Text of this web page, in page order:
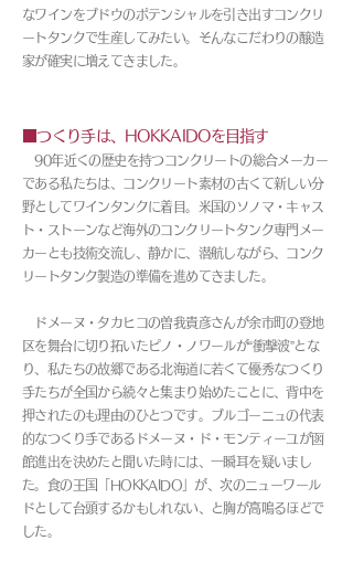
なワインをブドウのポテンシャルを引き出すコンクリ
ートタンクで生産してみたい。そんなこだわりの醸造
家が確実に増えてきました。
■つくり手は、HOKKAIDOを目指す
90年近くの歴史を持つコンクリートの総合メーカー
である私たちは、コンクリート素材の古くて新しい分
野としてワインタンクに着目。米国のソノマ・キャス
ト・ストーンなど海外のコンクリートタンク専門メー
カーとも技術交流し、静かに、潜航しながら、コンク
リートタンク製造の準備を進めてきました。
ドメーヌ・タカヒコの曽我貴彦さんが余市町の登地
区を舞台に切り拓いたピノ・ノワールが“衝撃波”とな
り、私たちの故郷である北海道に若くて優秀なつくり
手たちが全国から続々と集まり始めたことに、背中を
押されたのも理由のひとつです。ブルゴーニュの代表
的なつくり手であるドメーヌ・ド・モンティーユが函
館進出を決めたと聞いた時には、一瞬耳を疑いまし
た。食の王国「HOKKAIDO」が、次のニューワール
ドとして台頭するかもしれない、と胸が高鳴るほどで
した。